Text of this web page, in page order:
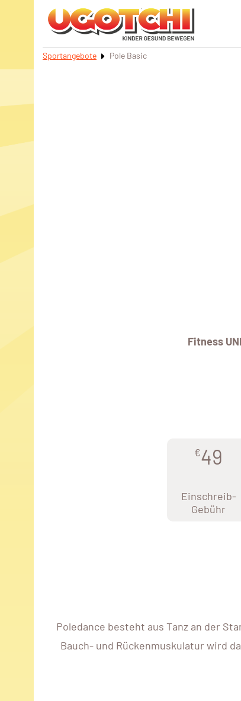
Sportangebote Pole Basic
Fitness
€49
Einschreib-
Gebühr
Poledance besteht aus Tanz an der
Bauch- und Rückenmuskulatur wird